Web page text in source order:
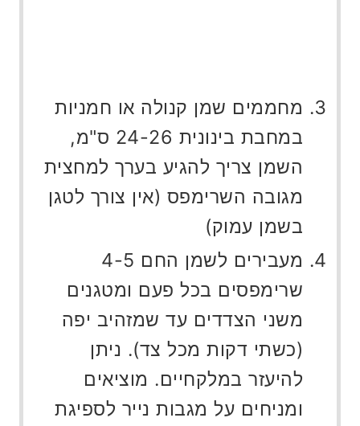
מחממים שמן קנולה או חמניות
במחבת בינונית 24-26 ס"מ,
השמן צריך להגיע בערך למחצית
מגובה השרימפס (אין צורך לטגן
בשמן עמוק)
מעבירים לשמן החם 4-5
שרימפסים בכל פעם ומטגנים
משני הצדדים עד שמזהיב יפה
(כשתי דקות מכל צד). ניתן
להיעזר במלקחיים. מוציאים
ומניחים על מגבות נייר לספיגת